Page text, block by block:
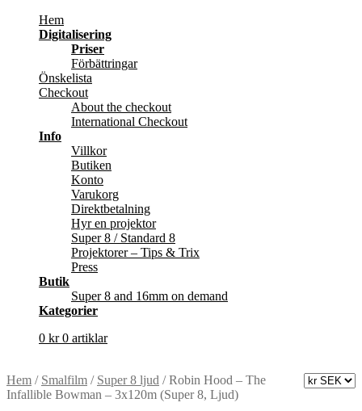
Hem
Digitalisering
Priser
Förbättringar
Önskelista
Checkout
About the checkout
International Checkout
Info
Villkor
Butiken
Konto
Varukorg
Direktbetalning
Hyr en projektor
Super 8 / Standard 8
Projektorer – Tips & Trix
Press
Butik
Super 8 and 16mm on demand
Kategorier
0 kr 0 artiklar
Hem / Smalfilm / Super 8 ljud /Robin Hood – The
Infallible Bowman – 3x120m (Super 8, Ljud)